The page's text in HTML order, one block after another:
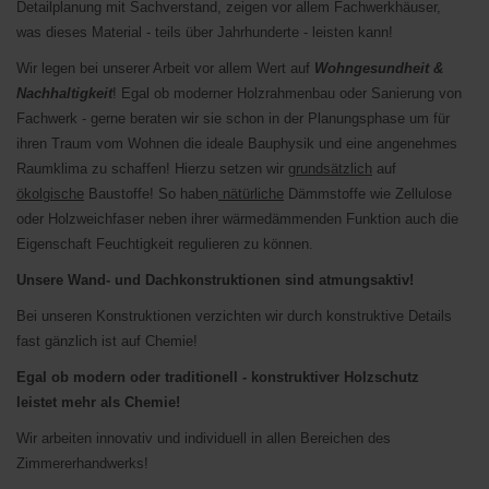
Detailplanung mit Sachverstand, zeigen vor allem Fachwerkhäuser,
was dieses Material - teils über Jahrhunderte - leisten kann!
Wir legen bei unserer Arbeit vor allem Wert auf Wohngesundheit &
Nachhaltigkeit! Egal ob moderner Holzrahmenbau oder Sanierung von
Fachwerk - gerne beraten wir sie schon in der Planungsphase um für
ihren Traum vom Wohnen die ideale Bauphysik und eine angenehmes
Raumklima zu schaffen! Hierzu setzen wir grundsätzlich auf
ökolgische Baustoffe! So haben nätürliche Dämmstoffe wie Zellulose
oder Holzweichfaser neben ihrer wärmedämmenden Funktion auch die
Eigenschaft Feuchtigkeit regulieren zu können.
Unsere Wand- und Dachkonstruktionen sind atmungsaktiv!
Bei unseren Konstruktionen verzichten wir durch konstruktive Details
fast gänzlich ist auf Chemie!
Egal ob modern oder traditionell - konstruktiver Holzschutz
leistet mehr als Chemie!
Wir arbeiten innovativ und individuell in allen Bereichen des
Zimmererhandwerks!